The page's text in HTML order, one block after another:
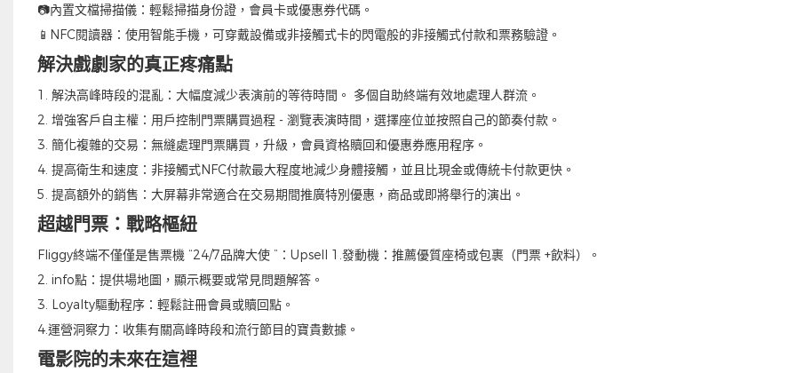
📷內置文檔掃描儀：輕鬆掃描身份證，會員卡或優惠券代碼。
📱NFC閱讀器：使用智能手機，可穿戴設備或非接觸式卡的閃電般的非接觸式付款和票務驗證。
解決戲劇家的真正疼痛點
1. 解決高峰時段的混亂：大幅度減少表演前的等待時間。 多個自助終端有效地處理人群流。
2. 增強客戶自主權：用戶控制門票購買過程 - 瀏覽表演時間，選擇座位並按照自己的節奏付款。
3. 簡化複雜的交易：無縫處理門票購買，升級，會員資格贖回和優惠券應用程序。
4. 提高衛生和速度：非接觸式NFC付款最大程度地減少身體接觸，並且比現金或傳統卡付款更快。
5. 提高額外的銷售：大屏幕非常適合在交易期間推廣特別優惠，商品或即將舉行的演出。
超越門票：戰略樞紐
Fliggy終端不僅僅是售票機 “24/7品牌大使 ”：Upsell 1.發動機：推薦優質座椅或包裹（門票 +飲料）。
2. info點：提供場地圖，顯示概要或常見問題解答。
3. Loyalty驅動程序：輕鬆註冊會員或贖回點。
4.運營洞察力：收集有關高峰時段和流行節目的寶貴數據。
電影院的未來在這裡